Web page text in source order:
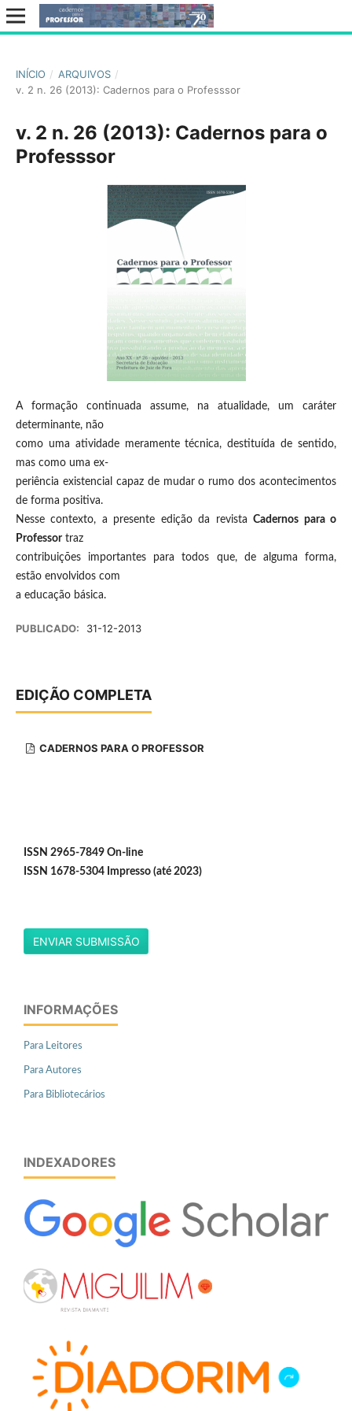
INÍCIO / ARQUIVOS /
v. 2 n. 26 (2013): Cadernos para o Professsor
v. 2 n. 26 (2013): Cadernos para o
Professsor
A formação continuada assume, na atualidade, um caráter
determinante, não
como uma atividade meramente técnica, destituída de sentido,
mas como uma ex-
periência existencial capaz de mudar o rumo dos acontecimentos
de forma positiva.
Nesse contexto, a presente edição da revistaCadernos para o
Professortraz
contribuições importantes para todos que, de alguma forma,
estão envolvidos com
a educação básica.
PUBLICADO: 31-12-2013
EDIÇÃO COMPLETA
CADERNOS PARA O PROFESSOR
ISSN 2965-7849 On-line
ISSN 1678-5304 Impresso (até 2023)
ENVIAR SUBMISSÃO
INFORMAÇÕES
Para Leitores
Para Autores
Para Bibliotecários
INDEXADORES